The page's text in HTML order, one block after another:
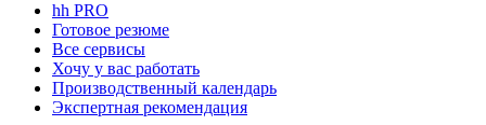
hh PRO
Готовое резюме
Все сервисы
Хочу у вас работать
Производственный календарь
Экспертная рекомендация